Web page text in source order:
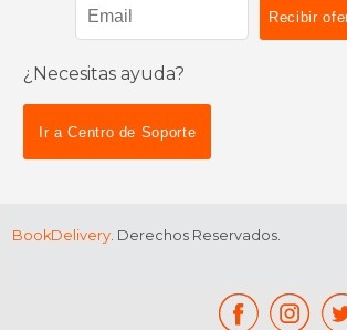
¿Necesitas ayuda?
Ir a Centro de Soporte
BookDelivery. Derechos Reservados.